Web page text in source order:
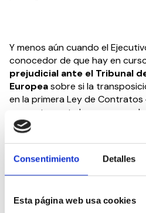
Consentimiento Detalles
Esta página web usa cookies
Y menos aún cuando el
conocedor de que hay en
prejudicial ante el Tribunal
Europeasobre si la
en la primera Ley de
concretamente la reserva
Iniciativa Social, se ajusta o no
Europea y a sus principios en
discriminación,
proporcionalidad y